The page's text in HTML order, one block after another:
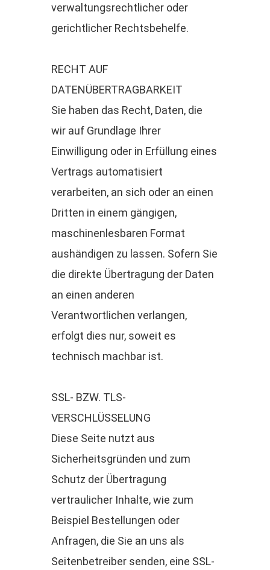
verwaltungsrechtlicher oder
gerichtlicher Rechtsbehelfe.
RECHT AUF
DATENÜBERTRAGBARKEIT
Sie haben das Recht, Daten, die
wir auf Grundlage Ihrer
Einwilligung oder in Erfüllung eines
Vertrags automatisiert
verarbeiten, an sich oder an einen
Dritten in einem gängigen,
maschinenlesbaren Format
aushändigen zu lassen. Sofern Sie
die direkte Übertragung der Daten
an einen anderen
Verantwortlichen verlangen,
erfolgt dies nur, soweit es
technisch machbar ist.
SSL- BZW. TLS-
VERSCHLÜSSELUNG
Diese Seite nutzt aus
Sicherheitsgründen und zum
Schutz der Übertragung
vertraulicher Inhalte, wie zum
Beispiel Bestellungen oder
Anfragen, die Sie an uns als
Seitenbetreiber senden, eine SSL-